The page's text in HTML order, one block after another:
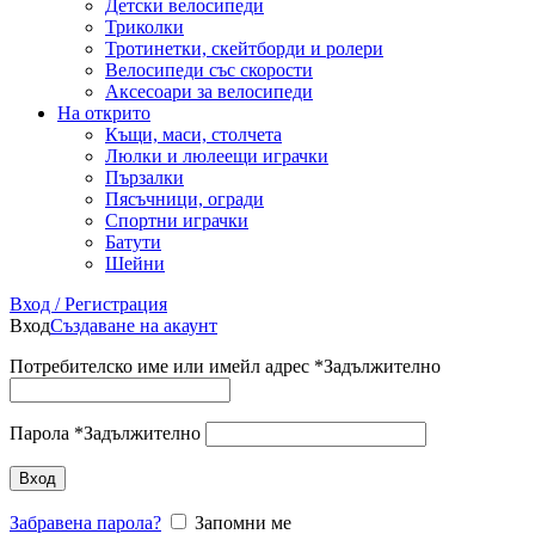
Детски велосипеди
Триколки
Тротинетки, скейтборди и ролери
Велосипеди със скорости
Аксесоари за велосипеди
На открито
Къщи, маси, столчета
Люлки и люлеещи играчки
Пързалки
Пясъчници, огради
Спортни играчки
Батути
Шейни
Вход / Регистрация
ВходСъздаване на акаунт
Потребителско име или имейл адрес *Задължително
Парола *Задължително
Вход
Забравена парола?
Запомни ме